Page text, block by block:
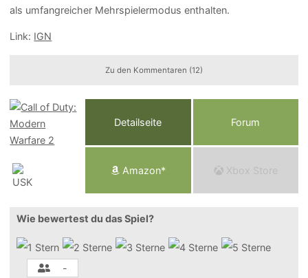
als umfangreicher Mehrspielermodus enthalten.
Link: IGN
Zu den Kommentaren (12)
Detailseite Forum
Amazon* Xbox Store
Wie bewertest du das Spiel?
-